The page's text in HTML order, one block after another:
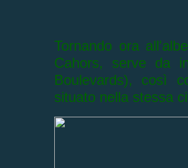
Tornando ora
Cahors, serve da
Boulevards), così
situato nella stessa